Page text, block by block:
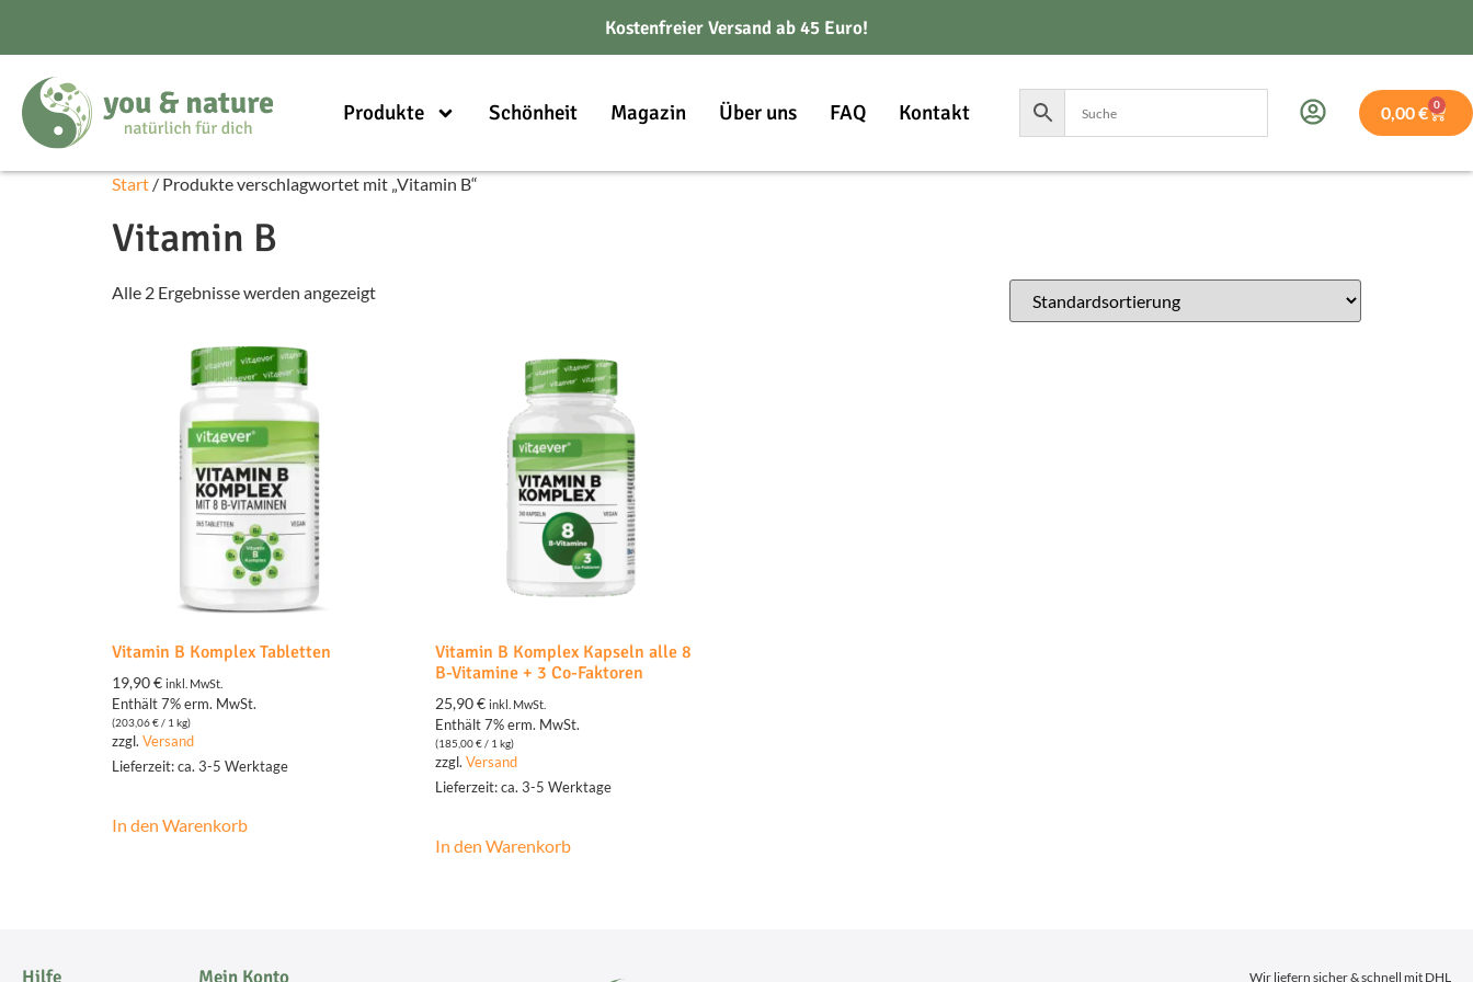
Kostenfreier Versand ab 45 Euro!
Produkte Schönheit Magazin Über uns FAQ Kontakt 0,00€ 0
Start / Produkte verschlagwortet mit „Vitamin B“
Vitamin B
Alle 2 Ergebnisse werden angezeigt
Vitamin B Komplex Tabletten
19,90€ inkl. MwSt.
Enthält 7% erm. MwSt.
(203,06€/ 1 kg)
zzgl. Versand
Lieferzeit: ca. 3-5 Werktage
In den Warenkorb
Vitamin B Komplex Kapseln alle 8
B-Vitamine + 3 Co-Faktoren
25,90€ inkl. MwSt.
Enthält 7% erm. MwSt.
(185,00€/ 1 kg)
zzgl. Versand
Lieferzeit: ca. 3-5 Werktage
In den Warenkorb
Hilfe Mein Konto Wir liefern sicher & schnell mit DHL